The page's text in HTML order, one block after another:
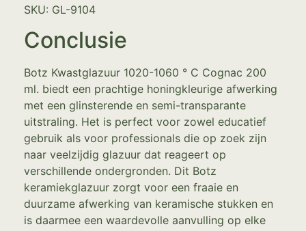
SKU: GL-9104
Conclusie
Botz Kwastglazuur 1020-1060 ° C Cognac 200
ml. biedt een prachtige honingkleurige afwerking
met een glinsterende en semi-transparante
uitstraling. Het is perfect voor zowel educatief
gebruik als voor professionals die op zoek zijn
naar veelzijdig glazuur dat reageert op
verschillende ondergronden. Dit Botz
keramiekglazuur zorgt voor een fraaie en
duurzame afwerking van keramische stukken en
is daarmee een waardevolle aanvulling op elke